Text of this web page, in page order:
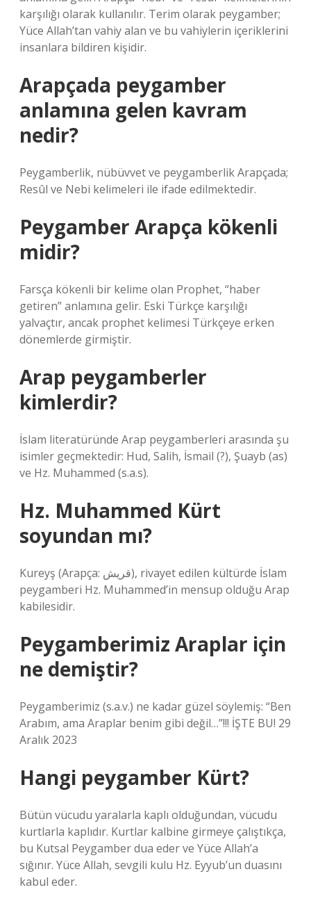
karşılığı olarak kullanılır. Terim olarak peygamber;
Yüce Allah’tan vahiy alan ve bu vahiylerin içeriklerini
insanlara bildiren kişidir.
Arapçada peygamber
anlamına gelen kavram
nedir?
Peygamberlik, nübüvvet ve peygamberlik Arapçada;
Resûl ve Nebi kelimeleri ile ifade edilmektedir.
Peygamber Arapça kökenli
midir?
Farsça kökenli bir kelime olan Prophet, “haber
getiren” anlamına gelir. Eski Türkçe karşılığı
yalvaçtır, ancak prophet kelimesi Türkçeye erken
dönemlerde girmiştir.
Arap peygamberler
kimlerdir?
İslam literatüründe Arap peygamberleri arasında şu
isimler geçmektedir: Hud, Salih, İsmail (?), Şuayb (as)
ve Hz. Muhammed (s.a.s).
Hz. Muhammed Kürt
soyundan mı?
Kureyş (Arapça: قريش), rivayet edilen kültürde İslam
peygamberi Hz. Muhammed’in mensup olduğu Arap
kabilesidir.
Peygamberimiz Araplar için
ne demiştir?
Peygamberimiz (s.a.v.) ne kadar güzel söylemiş: “Ben
Arabım, ama Araplar benim gibi değil…”!!! İŞTE BU! 29
Aralık 2023
Hangi peygamber Kürt?
Bütün vücudu yaralarla kaplı olduğundan, vücudu
kurtlarla kaplıdır. Kurtlar kalbine girmeye çalıştıkça,
bu Kutsal Peygamber dua eder ve Yüce Allah’a
sığınır. Yüce Allah, sevgili kulu Hz. Eyyub’un duasını
kabul eder.